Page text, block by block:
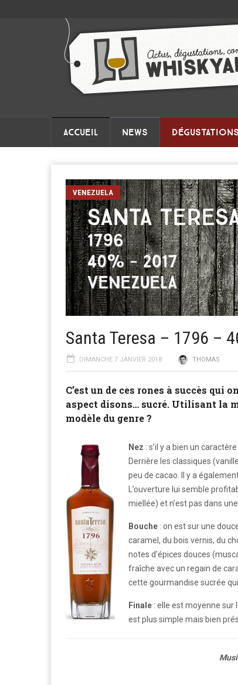
ACCUEIL NEWS DÉGUSTATIONS
VENEZUELA
Santa Teresa – 1796 –
DIMANCHE 7 JANVIER 2018 THOMAS
C’est un de ces rones à succès
aspect disons… sucré. Utilisant la
modèle du genre ?
Nez : s’il y a bien un
Derrière les classiques
peu de cacao. Il y a
L’ouverture lui semble
miellée) et n’est pas dans
Bouche : on est sur une
caramel, du bois vernis, du
notes d’épices douces
fraîche avec un regain de
cette gourmandise sucrée
Finale : elle est moyenne sur
est plus simple mais bien